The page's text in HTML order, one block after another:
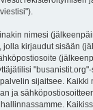
nimesi
jolla kirjaudut sisään
sijaitsee. Kaikki
ja